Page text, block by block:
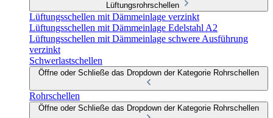
Lüftungsrohrschellen
Lüftungsschellen mit Dämmeinlage verzinkt
Lüftungsschellen mit Dämmeinlage Edelstahl A2
Lüftungsschellen mit Dämmeinlage schwere Ausführung
verzinkt
Schwerlastschellen
Öffne oder Schließe das Dropdown der Kategorie Rohrschellen
Rohrschellen
Öffne oder Schließe das Dropdown der Kategorie Rohrschellen